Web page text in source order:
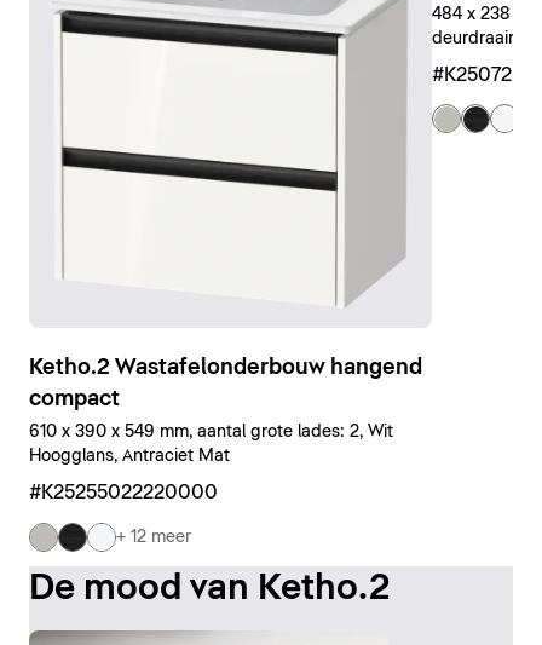
Ketho.2 Wastafelonderbouw hangend
compact
610 x 390 x 549 mm, aantal grote lades: 2, Wit
Hoogglans, Antraciet Mat
#K25255022220000
+ 12 meer
484 x 238 x
De mood van Ketho.2